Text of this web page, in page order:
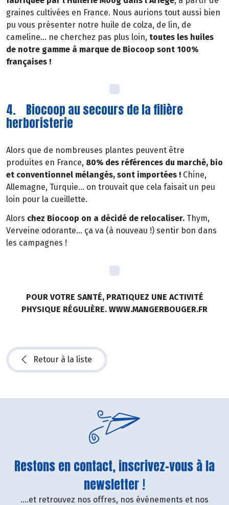
graines cultivées en France. Nous aurions tout aussi bien
pu vous présenter notre huile de colza, de lin, de
cameline… ne cherchez pas plus loin, toutes les huiles
de notre gamme à marque de Biocoop sont 100%
françaises !
4. Biocoop au secours de la filière
herboristerie
Alors que de nombreuses plantes peuvent être
produites en France, 80% des références du marché, bio
et conventionnel mélangés, sont importées ! Chine,
Allemagne, Turquie… on trouvait que cela faisait un peu
loin pour la cueillette.
Alors chez Biocoop on a décidé de relocaliser. Thym,
Verveine odorante… ça va (à nouveau !) sentir bon dans
les campagnes !
POUR VOTRE SANTÉ, PRATIQUEZ UNE ACTIVITÉ
PHYSIQUE RÉGULIÈRE. WWW.MANGERBOUGER.FR
Retour à la liste
Restons en contact, inscrivez-vous à la
newsletter !
....et retrouvez nos offres, nos événements et nos